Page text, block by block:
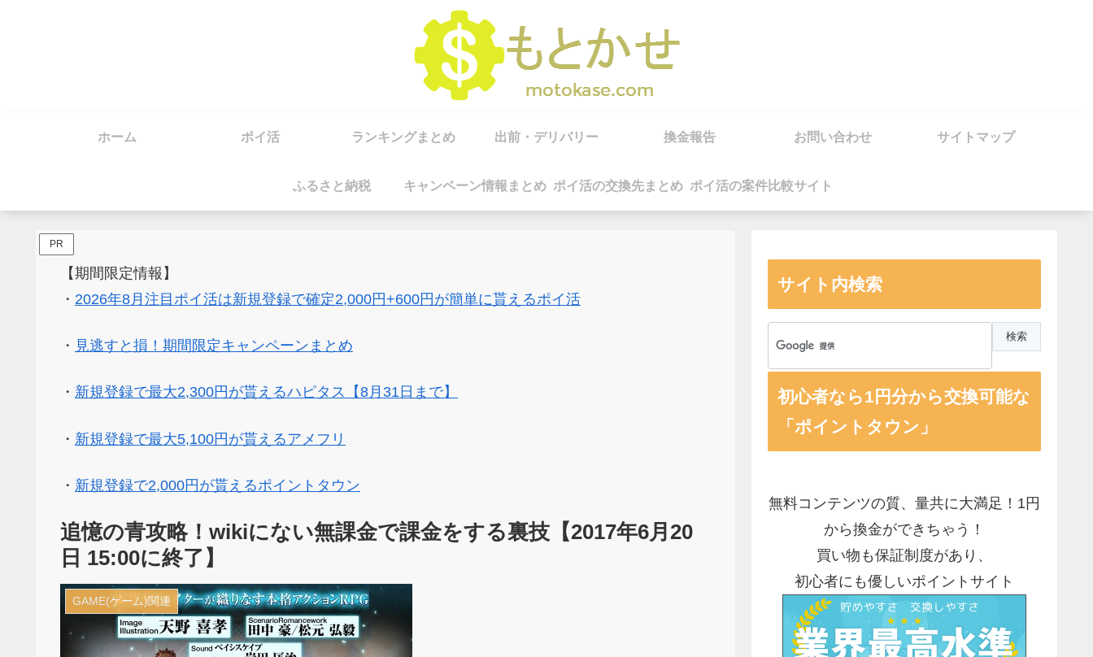
ホーム ポイ活 ランキングまとめ 出前・デリバリー 換金報告 お問い合わせ サイトマップ
ふるさと納税 キャンペーン情報まとめ ポイ活の交換先まとめ ポイ活の案件比較サイト
PR
【期間限定情報】
・ 2026年8月注目ポイ活は新規登録で確定2,000円+600円が簡単に貰えるポイ活
・ 見逃すと損！期間限定キャンペーンまとめ
・ 新規登録で最大2,300円が貰えるハピタス【8月31日まで】
・ 新規登録で最大5,100円が貰えるアメフリ
・ 新規登録で2,000円が貰えるポイントタウン
追憶の青攻略！wikiにない無課金で課金をする裏技【2017年6月20
日 15:00に終了】
GAME(ゲーム)関連
サイト内検索
初心者なら1円分から交換可能な
「ポイントタウン」
無料コンテンツの質、量共に大満足！1円
から換金ができちゃう！
買い物も保証制度があり、
初心者にも優しいポイントサイト